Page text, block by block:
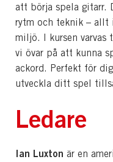
att börja spela gitarr.
rytm och teknik – allt
miljö. I kursen varvas
vi övar på att kunna
ackord. Perfekt för
utveckla ditt spel
Ledare
Ian Luxton är en